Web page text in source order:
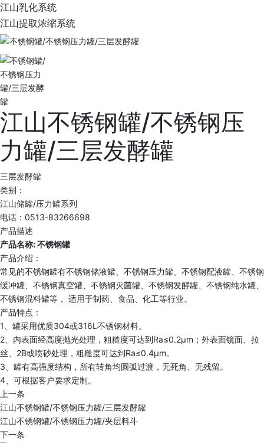
江山乳化系统
江山提取浓缩系统
江山不锈钢罐/不锈钢压
力罐/三层发酵罐
三层发酵罐
类别：
江山储罐/压力罐系列
电话：0513-83266698
产品描述
产品名称: 不锈钢罐
产品介绍：
常见的不锈钢罐有不锈钢储液罐、不锈钢压力罐、不锈钢配液罐、不锈钢
缓冲罐、不锈钢真空罐、不锈钢灭菌罐、不锈钢发酵罐、不锈钢纯水罐、
不锈钢混料罐等， 适用于制药、食品、化工等行业。
产品特点：
1、罐采用优质304或316L不锈钢材料。
2、内表面经高度抛光处理，粗糙度可达到Ra≤0.2μm；外表面镜面、拉
丝、2B或喷砂处理，粗糙度可达到Ra≤0.4μm。
3、罐有高强度结构，所有转角均圆弧过渡，无死角、无残留。
4、可根据客户要求定制。
上一条
江山不锈钢罐/不锈钢压力罐/三层发酵罐
江山不锈钢罐/不锈钢压力罐/夹层料斗
下一条